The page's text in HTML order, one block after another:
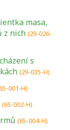
masa,
z nich (29-026-
s
(29-035-H)
001-H)
(65-002-H)
(65-004-H)